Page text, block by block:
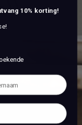
10% korting!